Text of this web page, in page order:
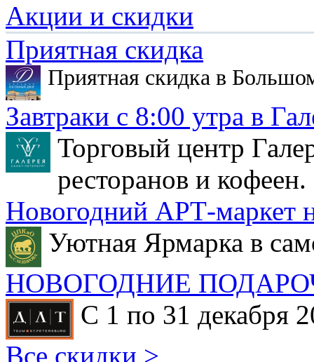
Акции и скидки
Приятная скидка
Приятная скидка в
Завтраки с 8:00 утра в
Торговый центр
ресторанов и кофеен.
Новогодний АРТ-маркет
Уютная Ярмарка в
НОВОГОДНИЕ
С 1 по 31 декабря
Все скидки >